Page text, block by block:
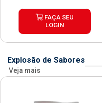
FAÇA SEU
LOGIN
Explosão de Sabores
Veja mais